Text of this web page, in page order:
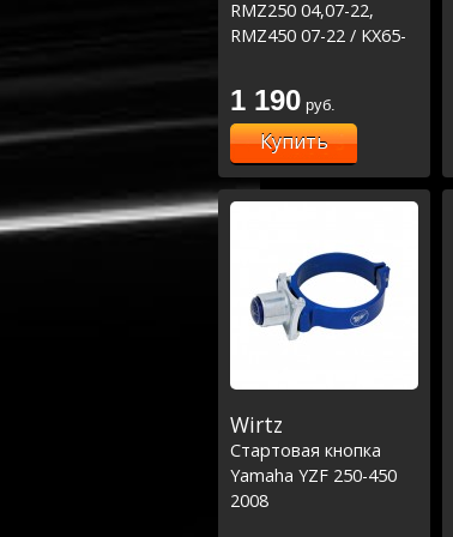
RMZ250 04,07-22,
RMZ450 07-22 / KX65-
1 190 руб.
Купить
Wirtz
Стартовая кнопка
Yamaha YZF 250-450
2008